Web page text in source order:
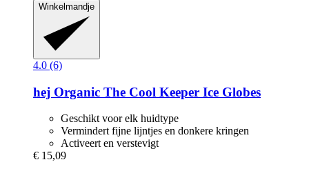
Winkelmandje
4.0 (6)
hej Organic The Cool Keeper Ice Globes
Geschikt voor elk huidtype
Vermindert fijne lijntjes en donkere kringen
Activeert en verstevigt
€ 15,09